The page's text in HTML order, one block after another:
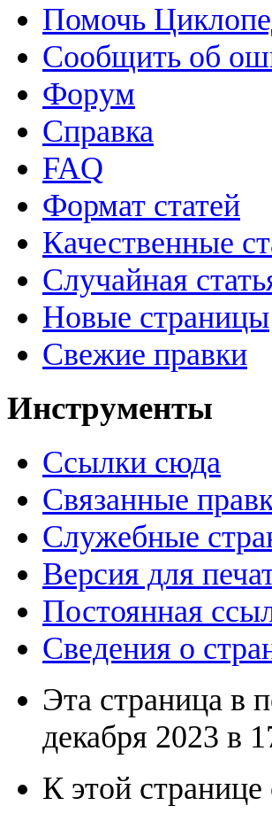
Помочь
Сообщить об
Форум
Справка
FAQ
Формат статей
Качественные
Случайная
Новые страницы
Свежие правки
Инструменты
Ссылки сюда
Связанные
Служебные
Версия для
Постоянная
Сведения о
Эта страница в
декабря 2023 в
К этой